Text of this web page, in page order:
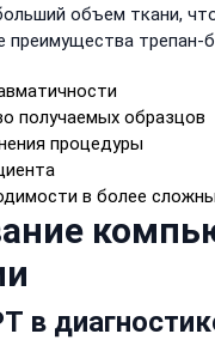
объем ткани,
преимущества трепан-
получаемых образцов
процедуры
в более
в